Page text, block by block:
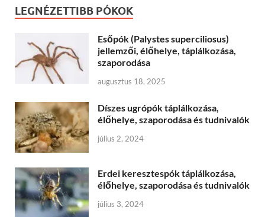
LEGNÉZETTIBB PÓKOK
Esőpók (Palystes superciliosus)
jellemzői, élőhelye, táplálkozása,
szaporodása
augusztus 18, 2025
Díszes ugrópók táplálkozása,
élőhelye, szaporodása és tudnivalók
július 2, 2024
Erdei keresztespók táplálkozása,
élőhelye, szaporodása és tudnivalók
július 3, 2024